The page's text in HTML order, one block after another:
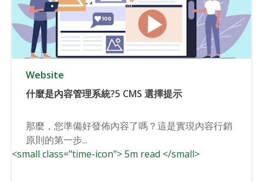
Website
什麼是內容管理系統?5 CMS 選擇提示
那麼，您準備好發佈內容了嗎？這是實現內容行銷
原則的第一步...
<small class="time-icon"> 5m read </small>